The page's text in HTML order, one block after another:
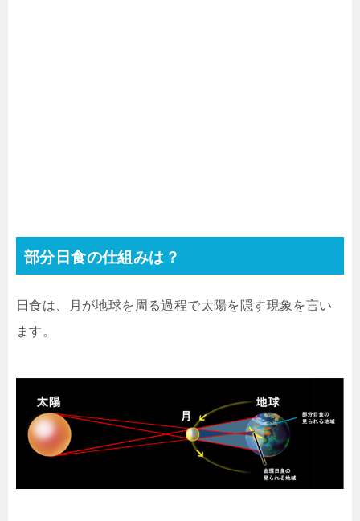
部分日食の仕組みは？
日食は、月が地球を周る過程で太陽を隠す現象を言い
ます。